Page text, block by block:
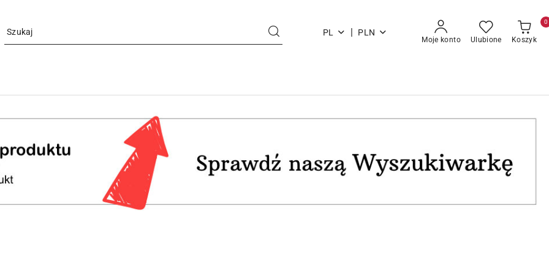
PL | PLN
Moje konto Ulubione Koszyk
0